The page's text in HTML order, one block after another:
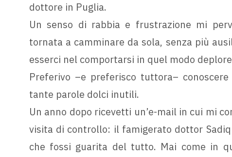
dottore in Puglia.
Un senso di rabbia e frustrazione mi
tornata a camminare da sola, senza più
esserci nel comportarsi in quel modo
Preferivo –e preferisco tuttora–
tante parole dolci inutili.
Un anno dopo ricevetti un’e-mail in cui mi
visita di controllo: il famigerato dottor
che fossi guarita del tutto. Mai come in